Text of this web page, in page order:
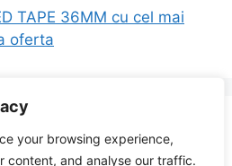
your browsing experience,
content, and analyse our traffic.
TAPE 36MM cu cel mai
oferta